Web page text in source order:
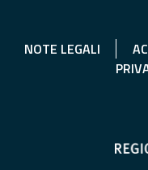
NOTE LEGALI